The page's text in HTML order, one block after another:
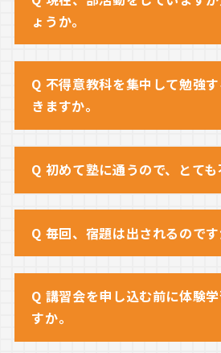
ょうか。
Q 不得意教科を集中して勉強
きますか。
Q 初めて塾に通うので、とても
Q 毎回、宿題は出されるのです
Q 講習会を申し込む前に体験
すか。